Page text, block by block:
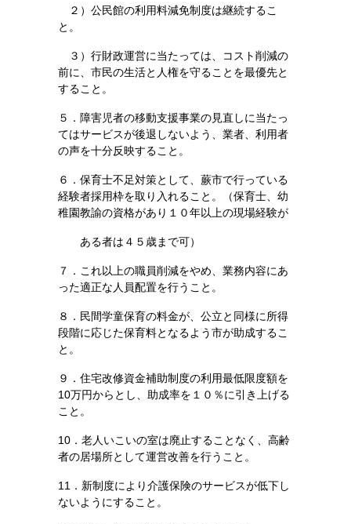
２）公民館の利用料減免制度は継続するこ
と。
３）行財政運営に当たっては、コスト削減の
前に、市民の生活と人権を守ることを最優先と
すること。
５．障害児者の移動支援事業の見直しに当たっ
てはサービスが後退しないよう、業者、利用者
の声を十分反映すること。
６．保育士不足対策として、蕨市で行っている
経験者採用枠を取り入れること。（保育士、幼
稚園教諭の資格があり１０年以上の現場経験が
ある者は４５歳まで可）
７．これ以上の職員削減をやめ、業務内容にあ
った適正な人員配置を行うこと。
８．民間学童保育の料金が、公立と同様に所得
段階に応じた保育料となるよう市が助成するこ
と。
９．住宅改修資金補助制度の利用最低限度額を
10万円からとし、助成率を１０％に引き上げる
こと。
10．老人いこいの室は廃止することなく、高齢
者の居場所として運営改善を行うこと。
11．新制度により介護保険のサービスが低下し
ないようにすること。